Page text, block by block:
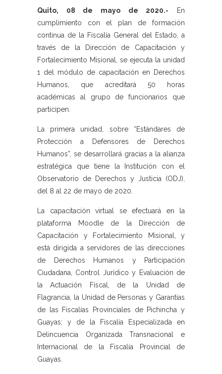
Quito, 08 de mayo de 2020.- En
cumplimiento con el plan de formación
continua de la Fiscalía General del Estado, a
través de la Dirección de Capacitación y
Fortalecimiento Misional, se ejecuta la unidad
1 del módulo de capacitación en Derechos
Humanos, que acreditará 50 horas
académicas al grupo de funcionarios que
participen.
La primera unidad, sobre “Estándares de
Protección a Defensores de Derechos
Humanos”, se desarrollará gracias a la alianza
estratégica que tiene la Institución con el
Observatorio de Derechos y Justicia (ODJ),
del 8 al 22 de mayo de 2020.
La capacitación virtual se efectuará en la
plataforma Moodle de la Dirección de
Capacitación y Fortalecimiento Misional, y
está dirigida a servidores de las direcciones
de Derechos Humanos y Participación
Ciudadana, Control Jurídico y Evaluación de
la Actuación Fiscal, de la Unidad de
Flagrancia, la Unidad de Personas y Garantías
de las Fiscalías Provinciales de Pichincha y
Guayas; y de la Fiscalía Especializada en
Delincuencia Organizada Transnacional e
Internacional de la Fiscalía Provincial de
Guayas.